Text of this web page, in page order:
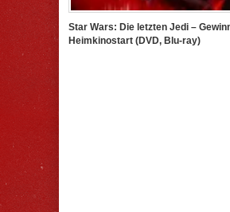
Star Wars: Die letzten Jedi –
Heimkinostart (DVD, Blu-ray)